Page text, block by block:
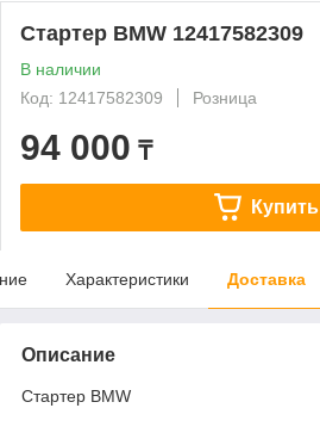
Стартер BMW 12417582309
В наличии
Код: 12417582309
Розница
94 000 ₸
Купить
Характеристики Доставка
Описание
Стартер BMW